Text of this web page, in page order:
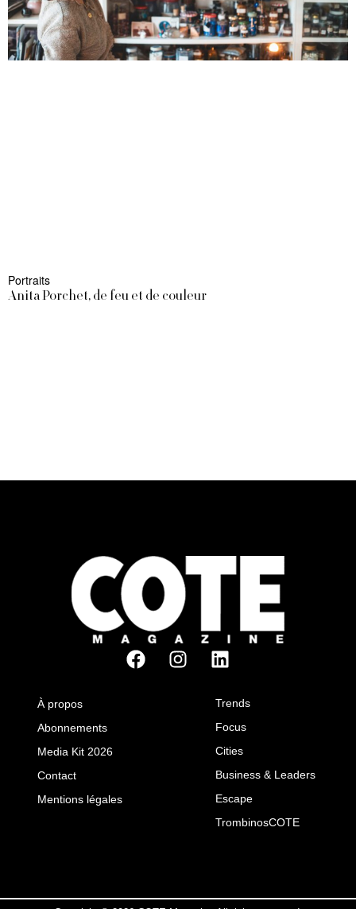
Portraits
Anita Porchet, de feu et de couleur
À propos
Abonnements
Media Kit 2026
Contact
Mentions légales
Trends
Focus
Cities
Business & Leaders
Escape
TrombinosCOTE